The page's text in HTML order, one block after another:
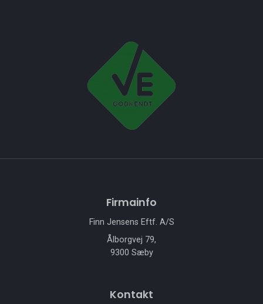
Firmainfo
Finn Jensens Eftf. A/S
Ålborgvej 79,
9300 Sæby
Kontakt